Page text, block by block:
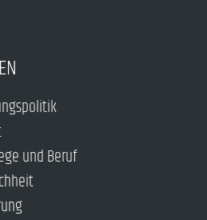
und Beruf